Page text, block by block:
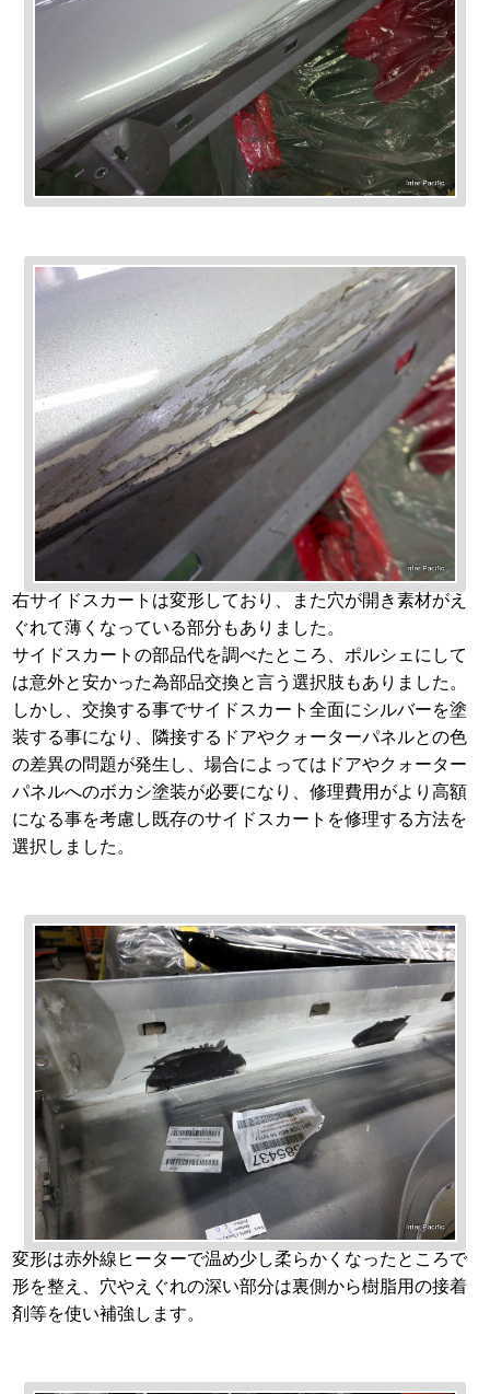
右サイドスカートは変形しており、また穴が開き素材がえ
ぐれて薄くなっている部分もありました。
サイドスカートの部品代を調べたところ、ポルシェにして
は意外と安かった為部品交換と言う選択肢もありました。
しかし、交換する事でサイドスカート全面にシルバーを塗
装する事になり、隣接するドアやクォーターパネルとの色
の差異の問題が発生し、場合によってはドアやクォーター
パネルへのボカシ塗装が必要になり、修理費用がより高額
になる事を考慮し既存のサイドスカートを修理する方法を
選択しました。
変形は赤外線ヒーターで温め少し柔らかくなったところで
形を整え、穴やえぐれの深い部分は裏側から樹脂用の接着
剤等を使い補強します。